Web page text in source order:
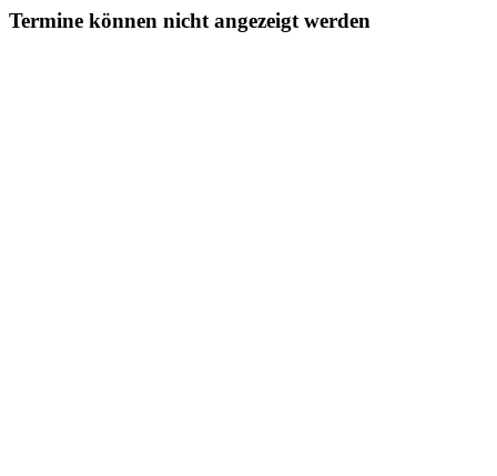
Termine können nicht angezeigt werden